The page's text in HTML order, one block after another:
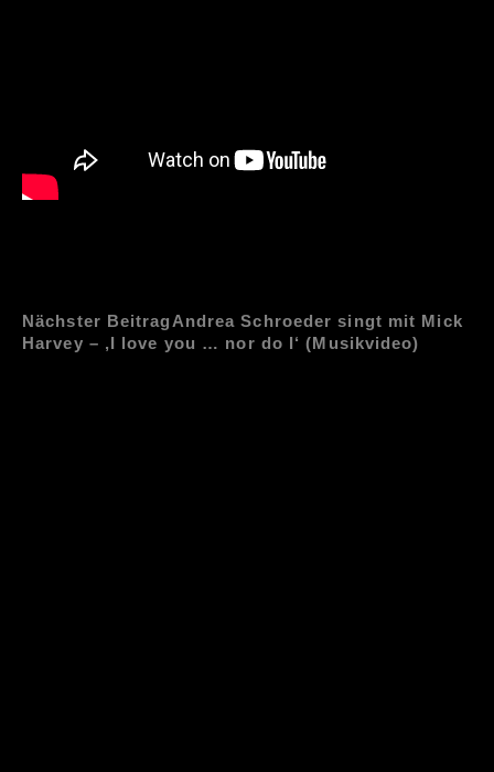
Nächster Beitrag Andrea Schroeder singt mit Mick
Harvey – ‚I love you … nor do I‘ (Musikvideo)